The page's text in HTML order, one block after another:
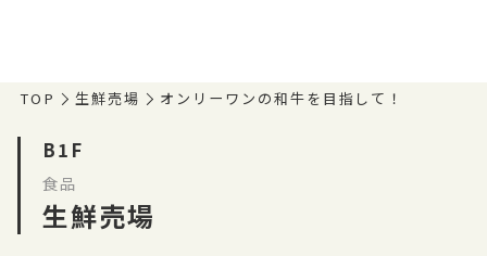
TOP 生鮮売場 オンリーワンの和牛を目指して！
B1F
食品
生鮮売場